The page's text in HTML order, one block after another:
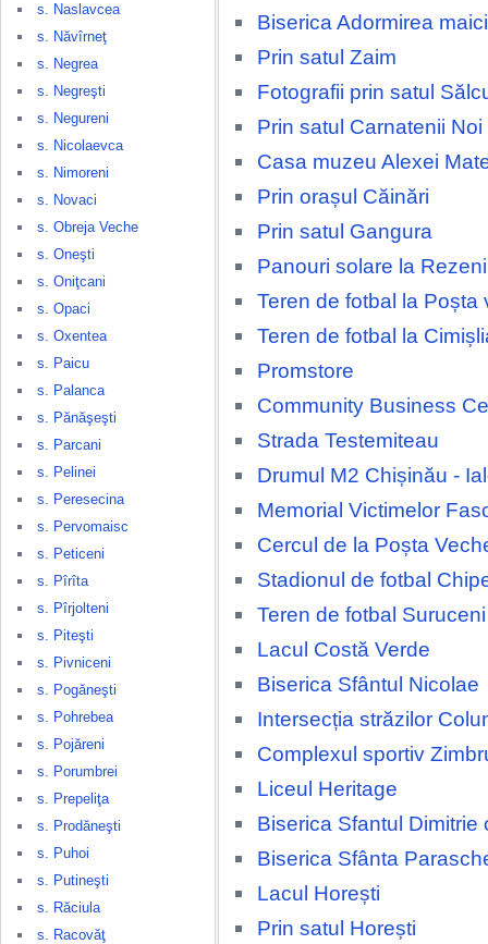
s. Naslavcea
s. Năvîrneţ
s. Negrea
s. Negreşti
s. Negureni
s. Nicolaevca
s. Nimoreni
s. Novaci
s. Obreja Veche
s. Oneşti
s. Oniţcani
s. Opaci
s. Oxentea
s. Paicu
s. Palanca
s. Pănăşeşti
s. Parcani
s. Pelinei
s. Peresecina
s. Pervomaisc
s. Peticeni
s. Pîrîta
s. Pîrjolteni
s. Piteşti
s. Pivniceni
s. Pogăneşti
s. Pohrebea
s. Pojăreni
s. Porumbrei
s. Prepeliţa
s. Prodăneşti
s. Puhoi
s. Putineşti
s. Răciula
s. Racovăţ
Biserica Adormirea
Prin satul Zaim
Fotografii prin satul
Prin satul Carnatenii Noi
Casa muzeu Alexei
Prin orașul Căinări
Prin satul Gangura
Panouri solare la Rezeni
Teren de fotbal la Poșta
Teren de fotbal la
Promstore
Community Business
Strada Testemiteau
Drumul M2 Chișinău -
Memorial Victimelor
Cercul de la Poșta
Stadionul de fotbal
Teren de fotbal Suruceni
Lacul Costă Verde
Biserica Sfântul Nicolae
Intersecția străzilor
Complexul sportiv
Liceul Heritage
Biserica Sfantul Dimitrie
Biserica Sfânta
Lacul Horești
Prin satul Horești